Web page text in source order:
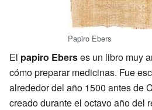
Papiro Ebers
El papiro Eberses un libro muy
cómo preparar medicinas. Fue
alrededor del año 1500 antes de
creado durante el octavo año del